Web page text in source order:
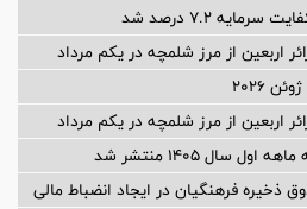
7.2 درصد شد
۲۰۲۶
سال 1405 منتشر شد
فرهنگیان در ایجاد انضباط مالی